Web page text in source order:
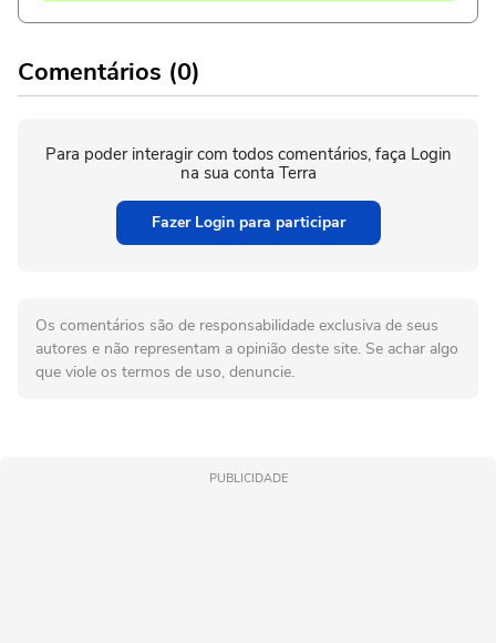
Comentários (0)
Para poder interagir com todos comentários, faça Login
na sua conta Terra
Fazer Login para participar
Os comentários são de responsabilidade exclusiva de seus
autores e não representam a opinião deste site. Se achar algo
que viole os termos de uso, denuncie.
PUBLICIDADE